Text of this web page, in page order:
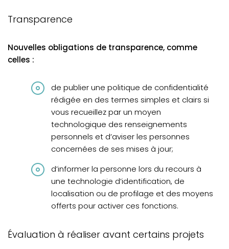
Transparence
Nouvelles obligations de transparence, comme
celles :
de publier une politique de confidentialité
rédigée en des termes simples et clairs si
vous recueillez par un moyen
technologique des renseignements
personnels et d’aviser les personnes
concernées de ses mises à jour;
d’informer la personne lors du recours à
une technologie d’identification, de
localisation ou de profilage et des moyens
offerts pour activer ces fonctions.
Évaluation à réaliser avant certains projets